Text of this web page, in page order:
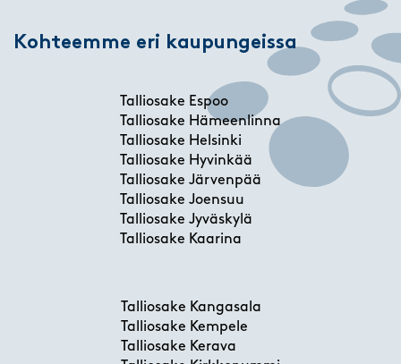
Kohteemme eri kaupungeissa
Talliosake Espoo
Talliosake Hämeenlinna
Talliosake Helsinki
Talliosake Hyvinkää
Talliosake Järvenpää
Talliosake Joensuu
Talliosake Jyväskylä
Talliosake Kaarina
Talliosake Kangasala
Talliosake Kempele
Talliosake Kerava